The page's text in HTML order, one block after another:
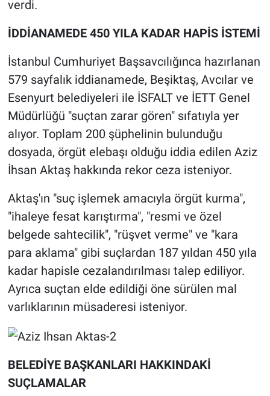
verdi.
İDDİANAMEDE 450 YILA KADAR HAPİS İSTEMİ
İstanbul Cumhuriyet Başsavcılığınca hazırlanan
579 sayfalık iddianamede, Beşiktaş, Avcılar ve
Esenyurt belediyeleri ile İSFALT ve İETT Genel
Müdürlüğü "suçtan zarar gören" sıfatıyla yer
alıyor. Toplam 200 şüphelinin bulunduğu
dosyada, örgüt elebaşı olduğu iddia edilen Aziz
İhsan Aktaş hakkında rekor ceza isteniyor.
Aktaş'ın "suç işlemek amacıyla örgüt kurma",
"ihaleye fesat karıştırma", "resmi ve özel
belgede sahtecilik", "rüşvet verme" ve "kara
para aklama" gibi suçlardan 187 yıldan 450 yıla
kadar hapisle cezalandırılması talep ediliyor.
Ayrıca suçtan elde edildiği öne sürülen mal
varlıklarının müsaderesi isteniyor.
BELEDİYE BAŞKANLARI HAKKINDAKİ
SUÇLAMALAR